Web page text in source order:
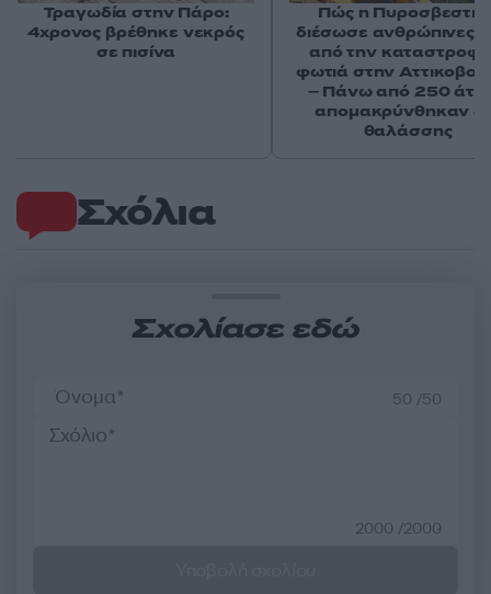
Σχόλια
Σχολίασε εδώ
50 /50
2000 /2000
Τραγωδία στην Πάρο:
4χρονος βρέθηκε νεκρός
σε πισίνα
Πώς η
διέσωσε ανθρώπινες
από την
φωτιά στην
– Πάνω από 250
απομακρύνθηκαν
θαλάσσης